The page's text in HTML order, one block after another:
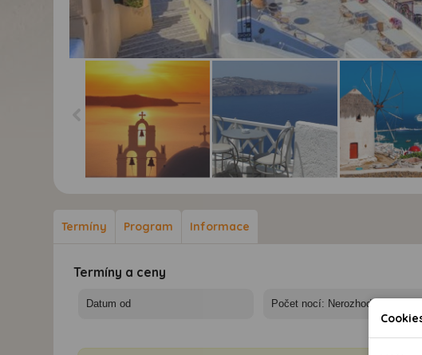
Termíny
Program Informace
Termíny a ceny